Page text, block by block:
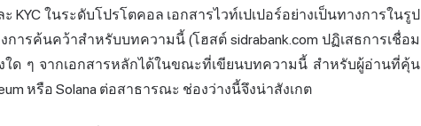
ในระดับโปรโตคอล เอกสารไวท์เปเปอร์อย่างเป็นทางการในรูป
ารค้นคว้าสำหรับบทความนี้ (โฮสต์ sidrabank.com ปฏิเสธการเชื่อม
ด ๆ จากเอกสารหลักได้ในขณะที่เขียนบทความนี้ สำหรับผู้อ่านที่คุ้น
หรือ Solana ต่อสาธารณะ ช่องว่างนี้จึงน่าสังเกต